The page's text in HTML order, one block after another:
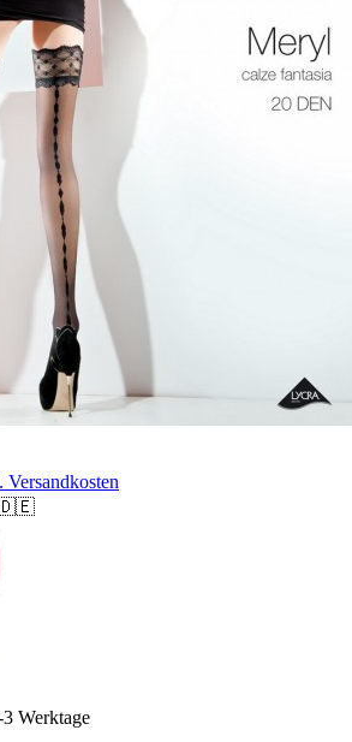
Versandkosten
🇩🇪
Werktage